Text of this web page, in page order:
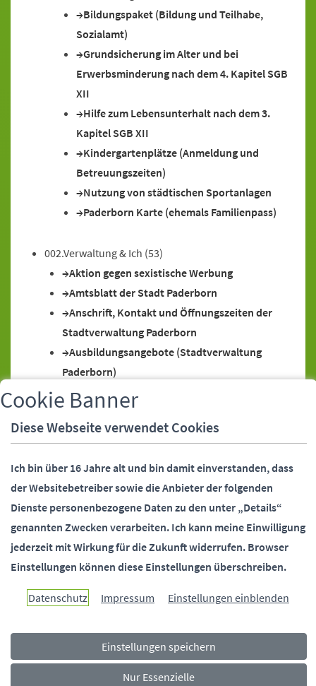
Bildungspaket (Bildung und Teilhabe,
Sozialamt)
Grundsicherung im Alter und bei
Erwerbsminderung nach dem 4. Kapitel SGB
XII
Hilfe zum Lebensunterhalt nach dem 3.
Kapitel SGB XII
Kindergartenplätze (Anmeldung und
Betreuungszeiten)
Nutzung von städtischen Sportanlagen
Paderborn Karte (ehemals Familienpass)
002.Verwaltung & Ich (53)
Aktion gegen sexistische Werbung
Amtsblatt der Stadt Paderborn
Anschrift, Kontakt und Öffnungszeiten der
Stadtverwaltung Paderborn
Ausbildungsangebote (Stadtverwaltung
Paderborn)
Bankeinzugsermächtigung (SEPA-Lastschrift)
Bankeinzugsermächtigung (SEPA-Lastschrift),
Widerruf
Paderborn)
Behördennummer 115
Bundesfreiwilligendienst (Stadtverwaltung
Paderborn)
Bürgermeister (Stellvertreter)
Bürgermeister (Telefonsprechstunde)
Bürgermeister und Beigeordnete
(Kontaktdaten)
Ehrungen (Alters-, Ehejubiläen)
Cookie Banner
Diese Webseite verwendet Cookies
Ich bin über 16 Jahre alt und bin damit einverstanden, dass
der Websitebetreiber sowie die Anbieter der folgenden
Dienste personenbezogene Daten zu den unter „Details“
genannten Zwecken verarbeiten. Ich kann meine Einwilligung
jederzeit mit Wirkung für die Zukunft widerrufen. Browser
Einstellungen können diese Einstellungen überschreiben.
Datenschutz Impressum Einstellungen einblenden
Einstellungen speichern
Nur Essenzielle